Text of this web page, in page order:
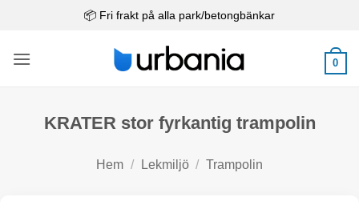
📦 Fri frakt på alla park/betongbänkar
0
KRATER stor fyrkantig trampolin
Hem / Lekmiljö / Trampolin